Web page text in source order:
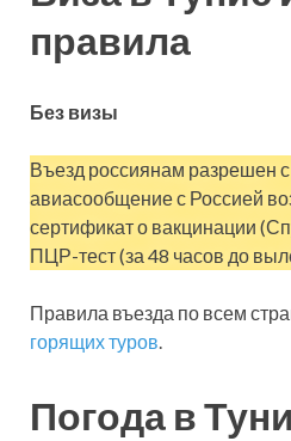
правила
Без визы
Въезд россиянам разрешен с
авиасообщение с Россией
сертификат о вакцинации
ПЦР-тест (за 48 часов до
Правила въезда по всем
горящих туров.
Погода в